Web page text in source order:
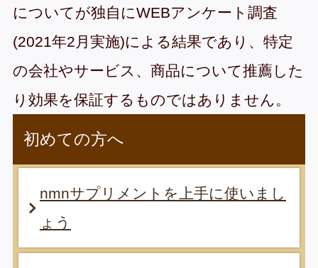
についてが独自にWEBアンケート調査
(2021年2月実施)による結果であり、特定
の会社やサービス、商品について推薦した
り効果を保証するものではありません。
初めての方へ
nmnサプリメントを上手に使いまし
ょう